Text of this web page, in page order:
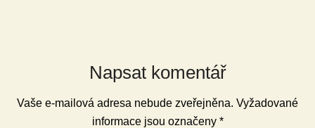
Napsat komentář
Vaše e-mailová adresa nebude zveřejněna. Vyžadované
informace jsou označeny *